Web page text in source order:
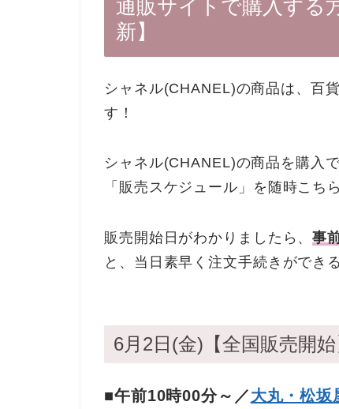
通販サイトで購入する
新】
シャネル(CHANEL)の商品は、百
す！
シャネル(CHANEL)の商品を購入
「販売スケジュール」を随時こち
販売開始日がわかりましたら、事
と、当日素早く注文手続きができ
6月2日(金)【全国販売開始
■午前10時00分～／大丸・松坂